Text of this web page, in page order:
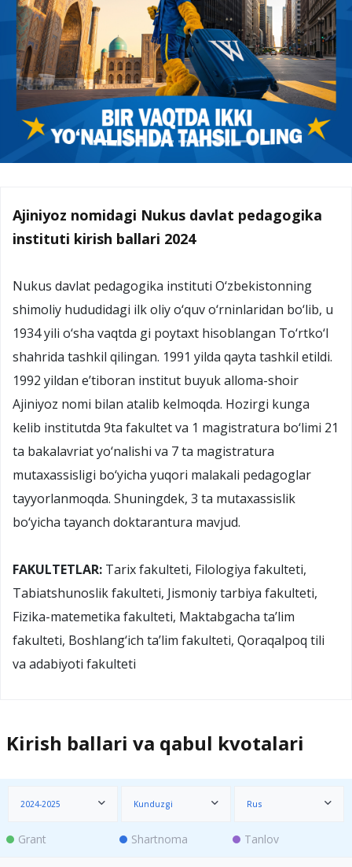
Ajiniyoz nomidagi Nukus davlat pedagogika
instituti kirish ballari 2024
Nukus davlat pedagogika instituti O‘zbekistonning
shimoliy hududidagi ilk oliy o‘quv o‘rninlaridan bo‘lib, u
1934 yili o‘sha vaqtda gi poytaxt hisoblangan To‘rtko‘l
shahrida tashkil qilingan. 1991 yilda qayta tashkil etildi.
1992 yildan e’tiboran institut buyuk alloma-shoir
Ajiniyoz nomi bilan atalib kelmoqda. Hozirgi kunga
kelib institutda 9ta fakultet va 1 magistratura bo‘limi 21
ta bakalavriat yo‘nalishi va 7 ta magistratura
mutaxassisligi bo‘yicha yuqori malakali pedagoglar
tayyorlanmoqda. Shuningdek, 3 ta mutaxassislik
bo‘yicha tayanch doktarantura mavjud.
FAKULTETLAR: Tarix fakulteti, Filologiya fakulteti,
Tabiatshunoslik fakulteti, Jismoniy tarbiya fakulteti,
Fizika-matemetika fakulteti, Maktabgacha ta’lim
fakulteti, Boshlang‘ich ta’lim fakulteti, Qoraqalpoq tili
va adabiyoti fakulteti
Kirish ballari va qabul kvotalari
2024-2025 Kunduzgi Rus
Grant Shartnoma Tanlov